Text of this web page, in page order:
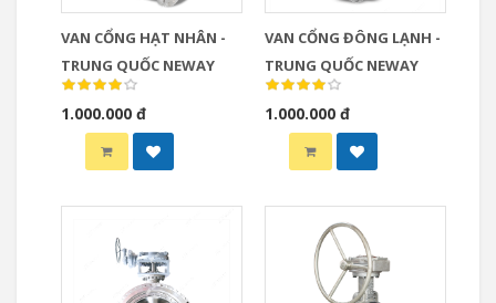
VAN CỔNG HẠT NHÂN -
TRUNG QUỐC NEWAY
1.000.000 đ
VAN CỔNG ĐÔNG LẠNH -
TRUNG QUỐC NEWAY
1.000.000 đ